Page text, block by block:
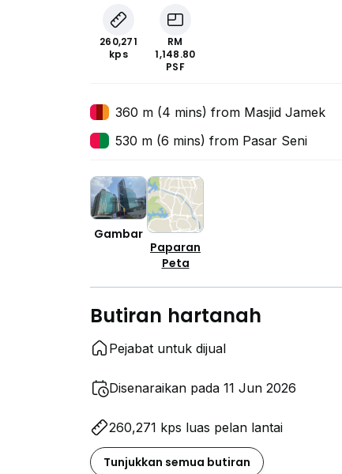
260,271
kps
RM
1,148.80
PSF
360 m (4 mins) from Masjid Jamek
530 m (6 mins) from Pasar Seni
Gambar
Paparan
Peta
Butiran hartanah
Pejabat untuk dijual
Disenaraikan pada 11 Jun 2026
260,271 kps luas pelan lantai
Tunjukkan semua butiran